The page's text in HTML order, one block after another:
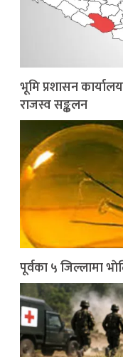
भूमि प्रशासन
राजस्व सङ्कलन
पूर्वका ५ जिल्लामा